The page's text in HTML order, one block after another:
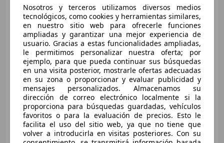
Mercedes-Benz A 200
200CDI BE Style 4M 7G-DCT
€ 16.500
Precio justo
04/2014 89.500 km Diésel
100 kW (136 CV)
Nosotros y terceros utilizamos diversos medios
tecnológicos, como cookies y herramientas similares,
en nuestro sitio web para ofrecerle funciones
ampliadas y garantizar una mejor experiencia de
usuario. Gracias a estas funcionalidades ampliadas,
le permitimos personalizar nuestra oferta; por
ejemplo, para que pueda continuar sus búsquedas
en una visita posterior, mostrarle ofertas adecuadas
en su zona o proporcionar y evaluar publicidad y
mensajes personalizados. Almacenamos su
dirección de correo electrónico localmente si la
proporciona para búsquedas guardadas, vehículos
favoritos o para la evaluación de precios. Esto le
facilita el uso del sitio web, ya que no tiene que
volver a introducirla en visitas posteriores. Con su